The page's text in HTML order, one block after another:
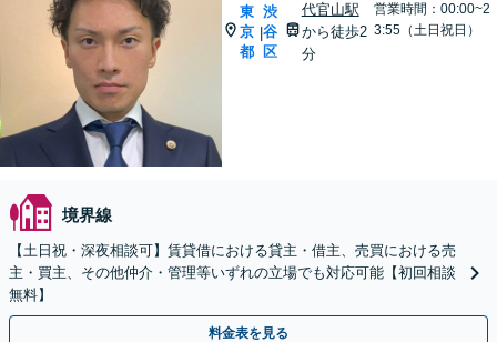
東
京
都
|
渋
谷
区
代官山駅
から徒歩2
分
営業時間：00:00~2
3:55（土日祝日）
境界線
【土日祝・深夜相談可】賃貸借における貸主・借主、売買における売
主・買主、その他仲介・管理等いずれの立場でも対応可能【初回相談
無料】
料金表を見る